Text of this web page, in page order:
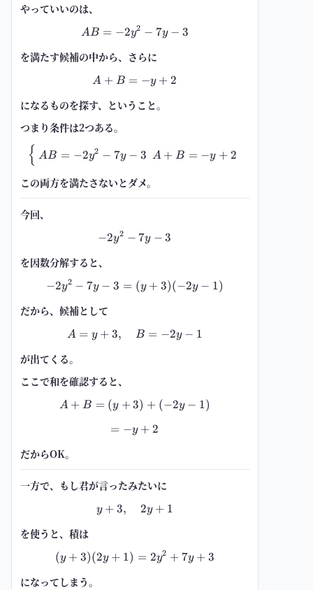
やっていいのは、
AB=-2y^2-7y-3
AB = −2y2 − 7y − 3
を満たす候補の中から、さらに
A+B=-y+2
A + B = −y + 2
になるものを探す、ということ。
つまり条件は2つある。
\begin{cases} \ AB=-2y^2-7y-
{ AB = −2y2 − 7y − 3 A + B = −y + 2
この両方を満たさないとダメ。
今回、
-2y^2-7y-3
−2y2 − 7y − 3
を因数分解すると、
-2y^2-7y-3=(y+3)(-2y-1)
−2y2 − 7y − 3 = (y + 3)(−2y − 1)
だから、候補として
A=y+3,\quad B=-2y-1
A = y + 3, B = −2y − 1
が出てくる。
ここで和を確認すると、
A+B=(y+3)+(-2y-1)
A + B = (y +3) + (−2y − 1)
=-y+2
= −y + 2
だからOK。
一方で、もし君が言ったみたいに
y+3,\quad 2y+1
y + 3, 2y + 1
を使うと、積は
(y+3)(2y+1)=2y^2+7y+3
(y + 3)(2y + 1) = 2y2 + 7y + 3
になってしまう。